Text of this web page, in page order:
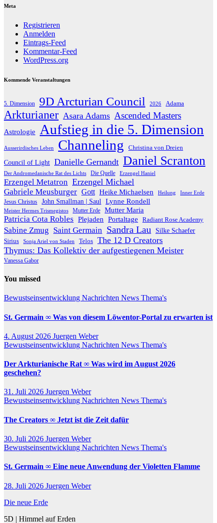
Meta
Registrieren
Anmelden
Eintrags-Feed
Kommentar-Feed
WordPress.org
Kommende Veranstaltungen
5. Dimension 9D Arcturian Council 2026 Adama
Arkturianer Asara Adams Ascended Masters
Astrologie Aufstieg in die 5. Dimension
Ausserirdisches Leben Channeling Christina von Dreien
Council of Light Danielle Gernandt Daniel Scranton
Der Andromedanische Rat des Lichts Die Quelle Erzengel Haniel
Erzengel Metatron Erzengel Michael
Gabriele Meusburger Gott Heike Michaelsen Heilung Inner Erde
Jesus Christus John Smallman | Saul Lynne Rondell
Meister Hermes Trismegistos Mutter Erde Mutter Maria
Patricia Cota Robles Plejaden Portaltage Radiant Rose Academy
Sabine Zmug Saint Germain Sandra Lau Silke Schaefer
Sirius Sonja Ariel von Staden Telos The 12 D Creators
Thymus: Das Kollektiv der aufgestiegenen Meister
Vanessa Gabor
You missed
Bewustseinsentwicklung Nachrichten News Thema's
St. Germain ∞ Was von diesem Löwentor-Portal zu erwarten ist
4. August 2026 Juergen Weber
Bewustseinsentwicklung Nachrichten News Thema's
Der Arkturianische Rat ∞ Was wird im August 2026
geschehen?
31. Juli 2026 Juergen Weber
Bewustseinsentwicklung Nachrichten News Thema's
The Creators ∞ Jetzt ist die Zeit dafür
30. Juli 2026 Juergen Weber
Bewustseinsentwicklung Nachrichten News Thema's
St. Germain ∞ Eine neue Anwendung der Violetten Flamme
28. Juli 2026 Juergen Weber
Die neue Erde
5D | Himmel auf Erden